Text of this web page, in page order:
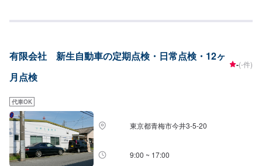
万が一の際にも安心です。<<国家資格を持った整備士が多数在籍>>二級整備
有限会社 新生自動車の定期点検・日常点検・12ヶ
月点検
-(-件)
代車OK
東京都青梅市今井3-5-20
9:00 ~ 17:00